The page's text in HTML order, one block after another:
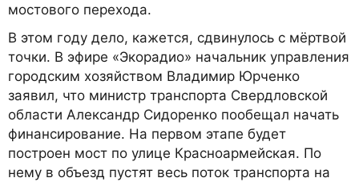
мостового перехода.
В этом году дело, кажется, сдвинулось с мёртвой
точки. В эфире «Экорадио» начальник управления
городским хозяйством Владимир Юрченко
заявил, что министр транспорта Свердловской
области Александр Сидоренко пообещал начать
финансирование. На первом этапе будет
построен мост по улице Красноармейская. По
нему в объезд пустят весь поток транспорта на